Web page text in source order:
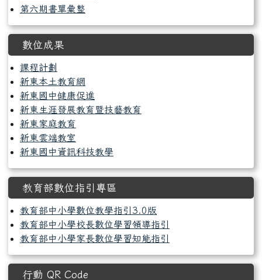
第六期書單彙整
數位成果
課程計劃
新東本土教育網
新東國中健康促進
新東生涯發展教育暨技藝教育
新東家庭教育
新東雲端教室
新東國中資訊科技教學
教育部數位指引專區
教育部中小學數位教學指引3.0版
教育部中小學校長數位學習領導指引
教育部中小學家長數位學習知能指引
行動 QR Code